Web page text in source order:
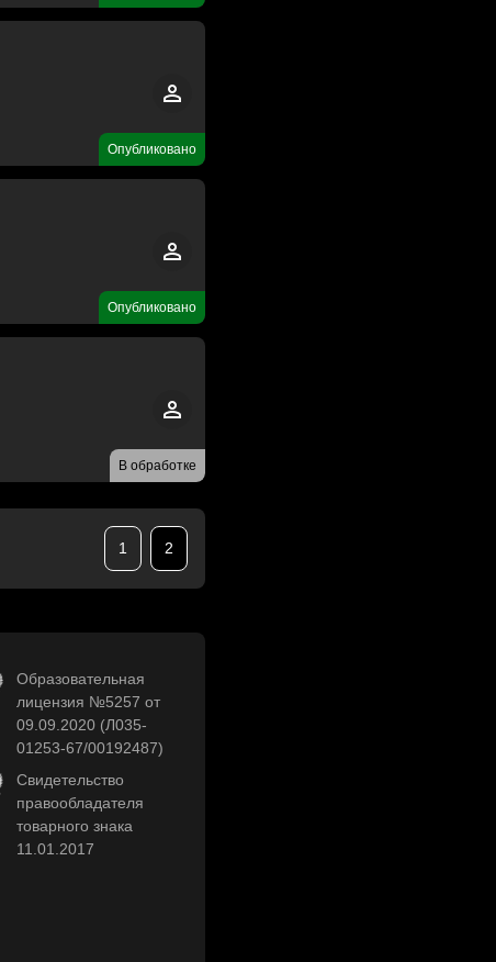
Опубликовано
Опубликовано
В обработке
1 2
Образовательная
лицензия №5257 от
09.09.2020 (Л035-
01253-67/00192487)
Свидетельство
правообладателя
товарного знака
11.01.2017